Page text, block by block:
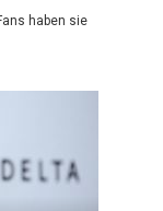
haben sie